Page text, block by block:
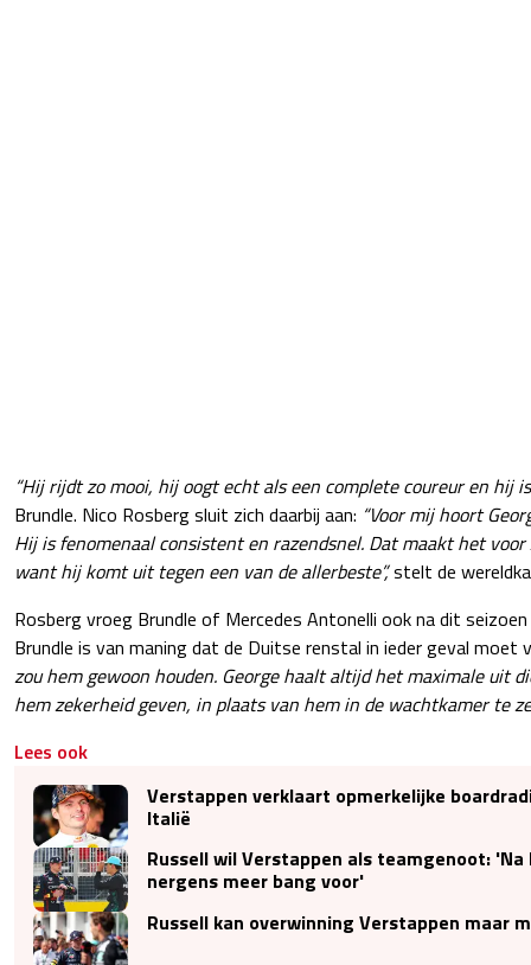
“Hij rijdt zo mooi, hij oogt echt als een complete coureur en hij
Brundle. Nico Rosberg sluit zich daarbij aan: “Voor mij hoort
Hij is fenomenaal consistent en razendsnel. Dat maakt het
want hij komt uit tegen een van de allerbeste”,stelt de
Rosberg vroeg Brundle of Mercedes Antonelli ook na dit
Brundle is van maning dat de Duitse renstal in ieder geval moet
zou hem gewoon houden. George haalt altijd het maximale uit
hem zekerheid geven, in plaats van hem in de wachtkamer te
Lees ook
Verstappen verklaart opmerkelijke
Italië
Russell wil Verstappen als teamgenoot: 'Na
nergens meer bang voor'
Russell kan overwinning Verstappen maar